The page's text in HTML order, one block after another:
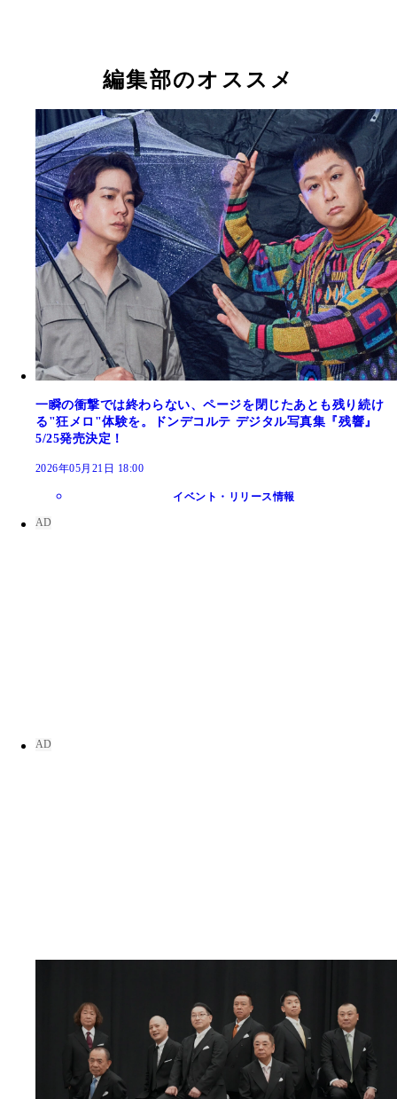
編集部のオススメ
一瞬の衝撃では終わらない、ページを閉じたあとも残り続け
る"狂メロ"体験を。ドンデコルテ デジタル写真集『残響』
5/25発売決定！
2026年05月21日 18:00
イベント・リリース情報